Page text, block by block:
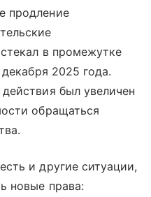
продление
в промежутке
2025 года.
был увеличен
обращаться
и другие ситуации,
новые права: